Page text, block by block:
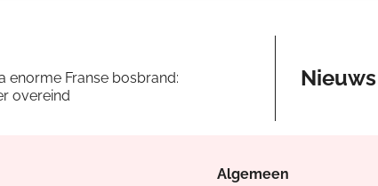
enorme Franse bosbrand:
overeind
Nieuws
Algemeen